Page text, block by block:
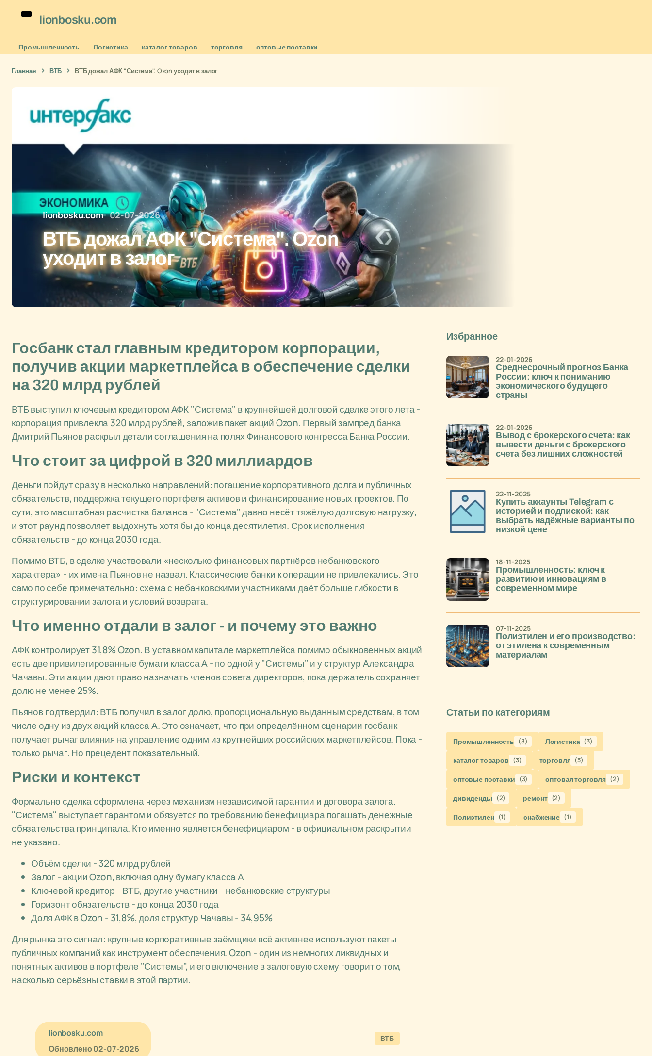
lionbosku.com
Промышленность Логистика каталог товаров торговля оптовые поставки
Главная ВТБ ВТБ дожал АФК "Система". Ozon уходит в залог
lionbosku.com 02-07-2026
ВТБ дожал АФК "Система". Ozon
уходит в залог
Госбанк стал главным кредитором корпорации,
получив акции маркетплейса в обеспечение сделки
на 320 млрд рублей
ВТБ выступил ключевым кредитором АФК "Система" в крупнейшей долговой сделке этого лета -
корпорация привлекла 320 млрд рублей, заложив пакет акций Ozon. Первый зампред банка
Дмитрий Пьянов раскрыл детали соглашения на полях Финансового конгресса Банка России.
Что стоит за цифрой в 320 миллиардов
Деньги пойдут сразу в несколько направлений: погашение корпоративного долга и публичных
обязательств, поддержка текущего портфеля активов и финансирование новых проектов. По
сути, это масштабная расчистка баланса - "Система" давно несёт тяжёлую долговую нагрузку,
и этот раунд позволяет выдохнуть хотя бы до конца десятилетия. Срок исполнения
обязательств - до конца 2030 года.
Помимо ВТБ, в сделке участвовали «несколько финансовых партнёров небанковского
характера» - их имена Пьянов не назвал. Классические банки к операции не привлекались. Это
само по себе примечательно: схема с небанковскими участниками даёт больше гибкости в
структурировании залога и условий возврата.
Что именно отдали в залог - и почему это важно
АФК контролирует 31,8% Ozon. В уставном капитале маркетплейса помимо обыкновенных акций
есть две привилегированные бумаги класса А - по одной у "Системы" и у структур Александра
Чачавы. Эти акции дают право назначать членов совета директоров, пока держатель сохраняет
долю не менее 25%.
Пьянов подтвердил: ВТБ получил в залог долю, пропорциональную выданным средствам, в том
числе одну из двух акций класса А. Это означает, что при определённом сценарии госбанк
получает рычаг влияния на управление одним из крупнейших российских маркетплейсов. Пока -
только рычаг. Но прецедент показательный.
Риски и контекст
Формально сделка оформлена через механизм независимой гарантии и договора залога.
"Система" выступает гарантом и обязуется по требованию бенефициара погашать денежные
обязательства принципала. Кто именно является бенефициаром - в официальном раскрытии
не указано.
Объём сделки - 320 млрд рублей
Залог - акции Ozon, включая одну бумагу класса А
Ключевой кредитор - ВТБ, другие участники - небанковские структуры
Горизонт обязательств - до конца 2030 года
Доля АФК в Ozon - 31,8%, доля структур Чачавы - 34,95%
Для рынка это сигнал: крупные корпоративные заёмщики всё активнее используют пакеты
публичных компаний как инструмент обеспечения. Ozon - один из немногих ликвидных и
понятных активов в портфеле "Системы", и его включение в залоговую схему говорит о том,
насколько серьёзны ставки в этой партии.
lionbosku.com
Обновлено02-07-2026
ВТБ
Избранное
Среднесрочный прогноз Банка
России: ключ к пониманию
экономического будущего
страны
22-01-2026
Вывод с брокерского счета: как
вывести деньги с брокерского
счета без лишних сложностей
22-01-2026
Купить аккаунты Telegram с
историей и подпиской: как
выбрать надёжные варианты по
низкой цене
22-11-2025
Промышленность: ключ к
развитию и инновациям в
современном мире
18-11-2025
Полиэтилен и его производство:
от этилена к современным
материалам
07-11-2025
Статьи по категориям
Промышленность (8) Логистика (3)
каталог товаров (3) торговля (3)
оптовые поставки (3) оптовая торговля (2)
дивиденды (2) ремонт (2)
Полиэтилен (1) снабжение (1)